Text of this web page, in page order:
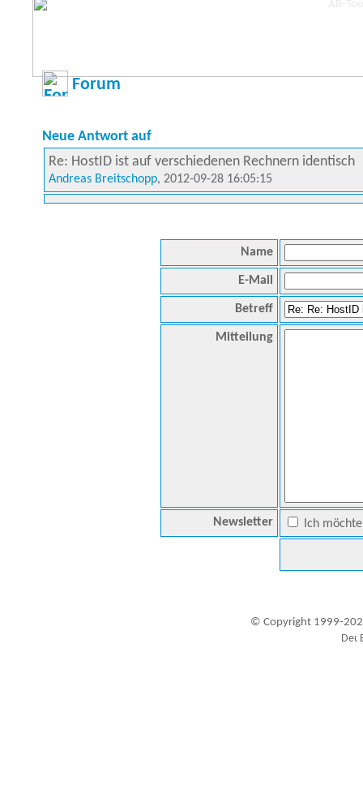
Forum
Neue Antwort auf
Re: HostID ist auf verschiedenen Rechnern identisch
Andreas Breitschopp, 2012-09-28 16:05:15
Name
E-Mail
Betreff
Mitteilung
Newsletter Ich
© Copyright 1999-